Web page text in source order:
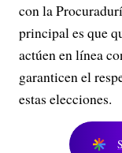
con la
principal es que
actúen en línea
garanticen el
estas elecciones.